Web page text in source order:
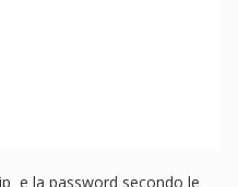
e la password secondo le